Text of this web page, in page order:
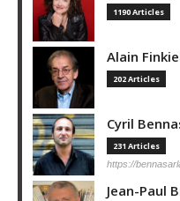
1190 Articles
Alain
202 Articles
Cyril
231 Articles
https://
Jean-Paul